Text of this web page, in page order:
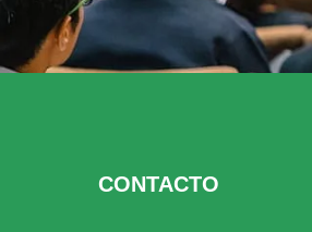
CONTACTO